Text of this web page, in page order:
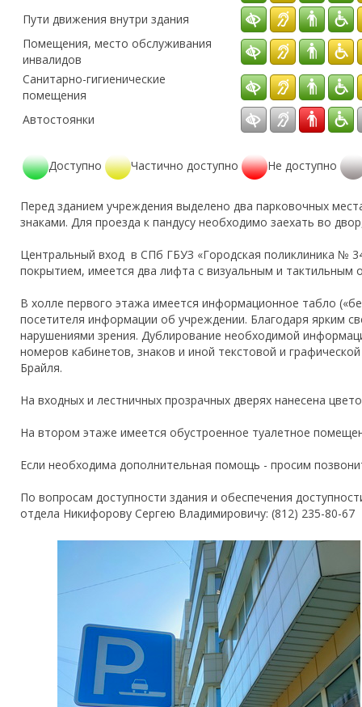
Пути движения внутри здания
Помещения, место обслуживания
инвалидов
Санитарно-гигиенические
помещения
Автостоянки
Доступно Частично доступно Не доступно
Перед зданием учреждения выделено два парковочных
знаками. Для проезда к пандусу необходимо заехать во
Центральный вход в СПб ГБУЗ «Городская поликлиника №
покрытием, имеется два лифта с визуальным и тактильным
В холле первого этажа имеется информационное табло
посетителя информации об учреждении. Благодаря ярким
нарушениями зрения. Дублирование необходимой
номеров кабинетов, знаков и иной текстовой и
Брайля.
На входных и лестничных прозрачных дверях нанесена
На втором этаже имеется обустроенное туалетное
Если необходима дополнительная помощь - просим
По вопросам доступности здания и обеспечения
отдела Никифорову Сергею Владимировичу: (812) 235-80-67